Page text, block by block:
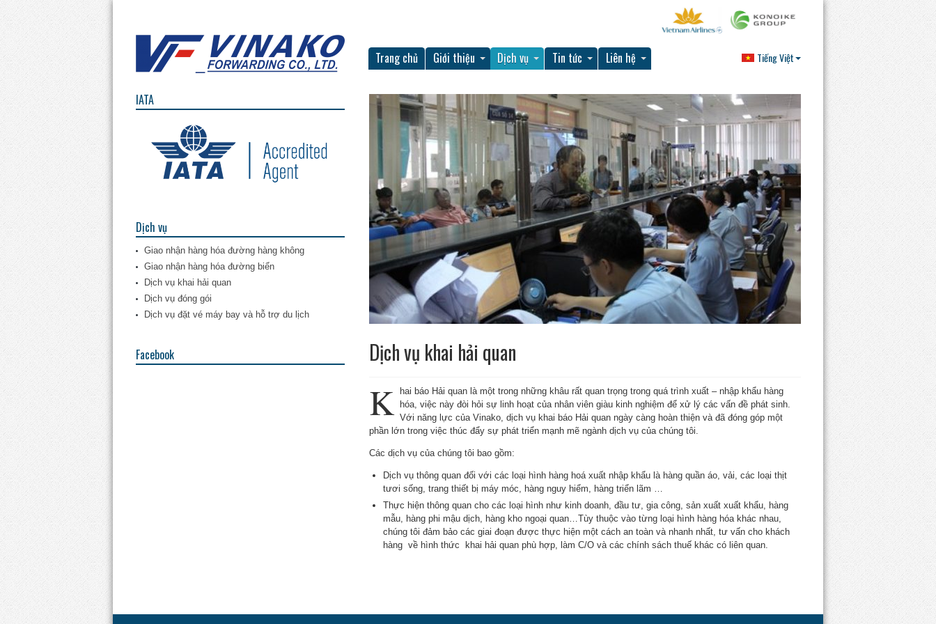
Trang chủ Giới thiệu Dịch vụ Tin tức Liên hệ Tiếng Việt
Dịch vụ khai hải quan
K
hai báo Hải quan là một trong những khâu rất quan trọng trong quá trình xuất – nhập khẩu hàng
hóa, việc này đòi hỏi sự linh hoạt của nhân viên giàu kinh nghiệm để xử lý các vấn đề phát sinh.
Với năng lực của Vinako, dịch vụ khai báo Hải quan ngày càng hoàn thiện và đã đóng góp một
phần lớn trong việc thúc đẩy sự phát triển mạnh mẽ ngành dịch vụ của chúng tôi.
Các dịch vụ của chúng tôi bao gồm:
Dịch vụ thông quan đối với các loại hình hàng hoá xuất nhập khẩu là hàng quần áo, vải, các loại thịt
tươi sống, trang thiết bị máy móc, hàng nguy hiểm, hàng triển lãm …
Thực hiện thông quan cho các loại hình như kinh doanh, đầu tư, gia công, sản xuất xuất khẩu, hàng
mẫu, hàng phi mậu dịch, hàng kho ngoại quan…Tùy thuộc vào từng loại hình hàng hóa khác nhau,
chúng tôi đảm bảo các giai đoạn được thực hiện một cách an toàn và nhanh nhất, tư vấn cho khách
hàng về hình thức khai hải quan phù hợp, làm C/O và các chính sách thuế khác có liên quan.
IATA
Dịch vụ
Giao nhận hàng hóa đường hàng không
Giao nhận hàng hóa đường biển
Dịch vụ khai hải quan
Dịch vụ đóng gói
Dịch vụ đặt vé máy bay và hỗ trợ du lịch
Facebook